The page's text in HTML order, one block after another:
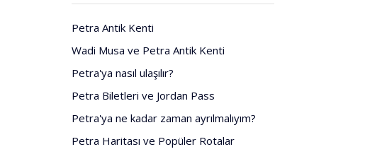
Petra Antik Kenti
Wadi Musa ve Petra Antik Kenti
Petra'ya nasıl ulaşılır?
Petra Biletleri ve Jordan Pass
Petra'ya ne kadar zaman ayrılmalıyım?
Petra Haritası ve Popüler Rotalar